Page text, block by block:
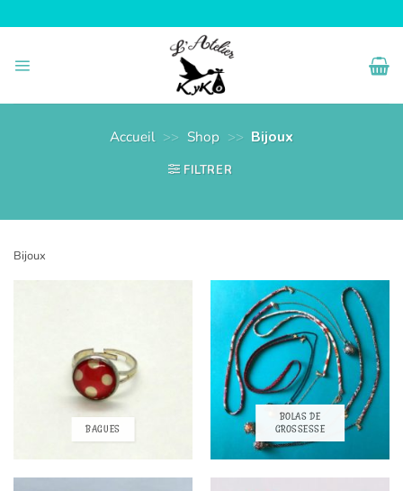
au
Accueil >> Shop >> Bijoux
FILTRER
Bijoux
BAGUES
BOLAS DE
GROSSESSE